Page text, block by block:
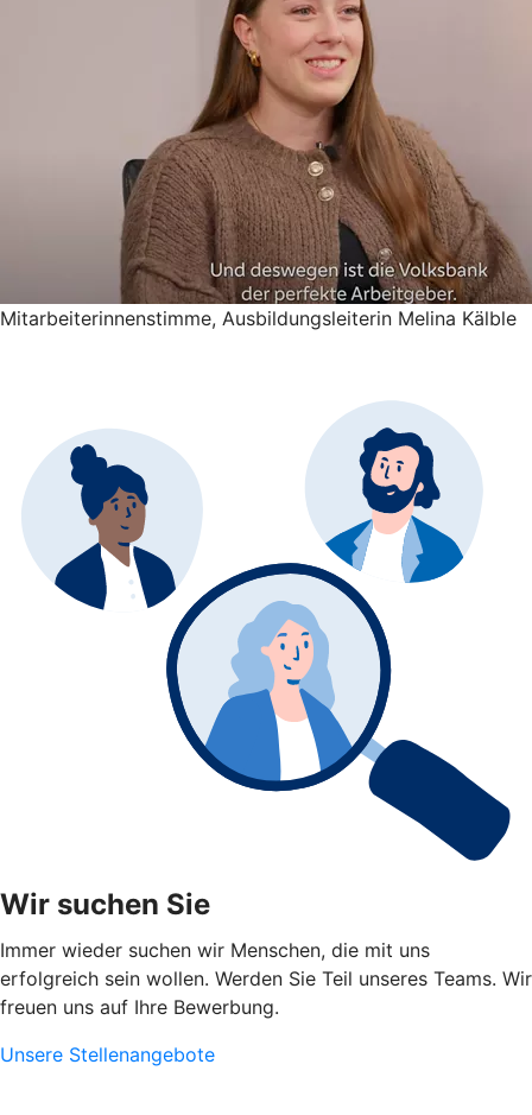
Mitarbeiterinnenstimme, Ausbildungsleiterin Melina Kälble
Wir suchen Sie
Immer wieder suchen wir Menschen, die mit uns
erfolgreich sein wollen. Werden Sie Teil unseres Teams. Wir
freuen uns auf Ihre Bewerbung.
Unsere Stellenangebote